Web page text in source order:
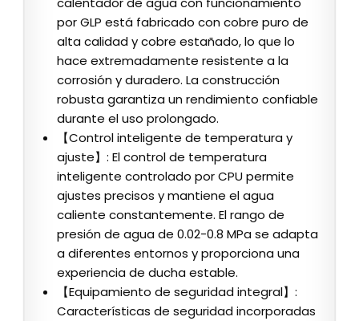
por GLP está fabricado con cobre puro de
alta calidad y cobre estañado, lo que lo
hace extremadamente resistente a la
corrosión y duradero. La construcción
robusta garantiza un rendimiento confiable
durante el uso prolongado.
【Control inteligente de temperatura y
ajuste】: El control de temperatura
inteligente controlado por CPU permite
ajustes precisos y mantiene el agua
caliente constantemente. El rango de
presión de agua de 0.02-0.8 MPa se adapta
a diferentes entornos y proporciona una
experiencia de ducha estable.
【Equipamiento de seguridad integral】:
Características de seguridad incorporadas